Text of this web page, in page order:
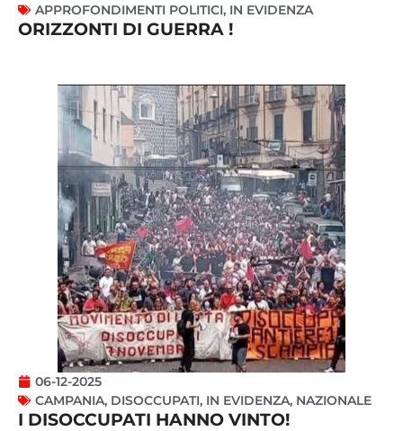
APPROFONDIMENTI POLITICI, IN EVIDENZA
ORIZZONTI DI GUERRA !
06-12-2025
CAMPANIA, DISOCCUPATI, IN EVIDENZA, NAZIONALE
I DISOCCUPATI HANNO VINTO!